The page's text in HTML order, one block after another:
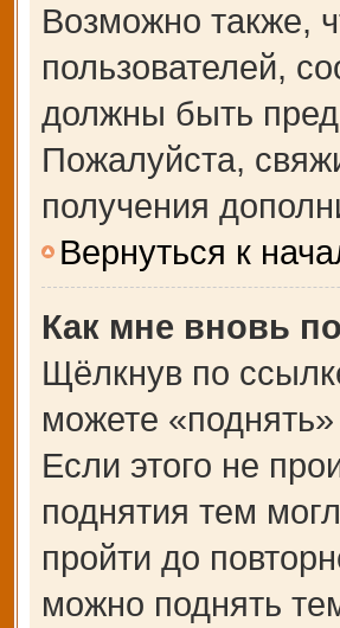
Возможно также,
пользователей,
должны быть
Пожалуйста,
получения
Вернуться к
Как мне вновь
Щёлкнув по
можете
Если этого не
поднятия тем
пройти до
можно поднять